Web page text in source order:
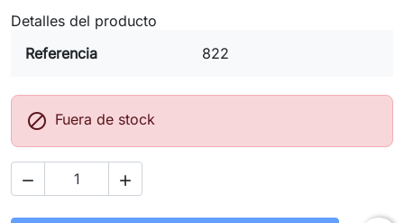
Detalles del producto
Referencia
822
 Fuera de stock
 